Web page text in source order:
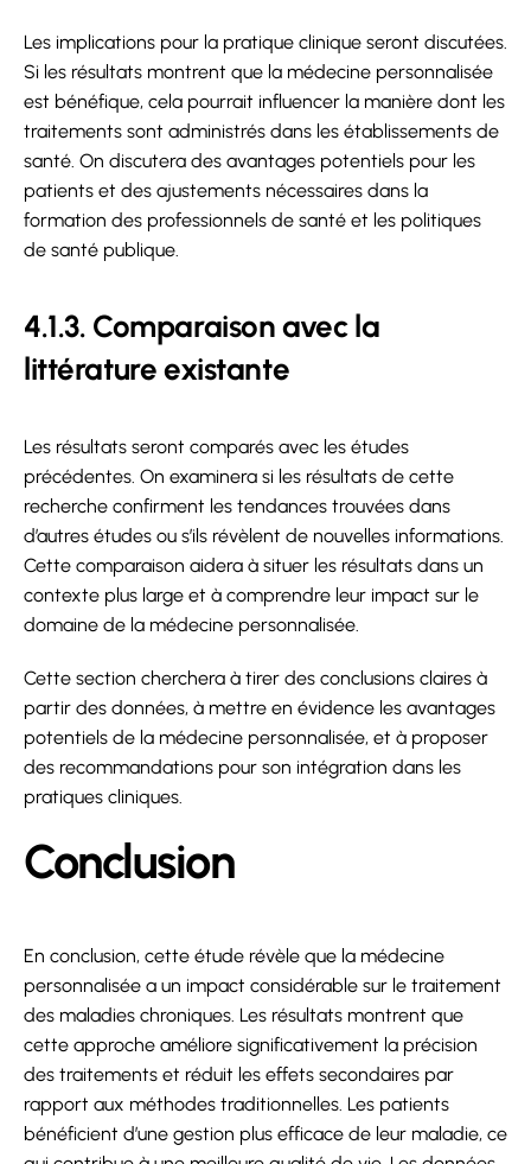
Les implications pour la pratique clinique seront discutées.
Si les résultats montrent que la médecine personnalisée
est bénéfique, cela pourrait influencer la manière dont les
traitements sont administrés dans les établissements de
santé. On discutera des avantages potentiels pour les
patients et des ajustements nécessaires dans la
formation des professionnels de santé et les politiques
de santé publique.
4.1.3. Comparaison avec la
littérature existante
Les résultats seront comparés avec les études
précédentes. On examinera si les résultats de cette
recherche confirment les tendances trouvées dans
d’autres études ou s’ils révèlent de nouvelles informations.
Cette comparaison aidera à situer les résultats dans un
contexte plus large et à comprendre leur impact sur le
domaine de la médecine personnalisée.
Cette section cherchera à tirer des conclusions claires à
partir des données, à mettre en évidence les avantages
potentiels de la médecine personnalisée, et à proposer
des recommandations pour son intégration dans les
pratiques cliniques.
Conclusion
En conclusion, cette étude révèle que la médecine
personnalisée a un impact considérable sur le traitement
des maladies chroniques. Les résultats montrent que
cette approche améliore significativement la précision
des traitements et réduit les effets secondaires par
rapport aux méthodes traditionnelles. Les patients
bénéficient d’une gestion plus efficace de leur maladie, ce